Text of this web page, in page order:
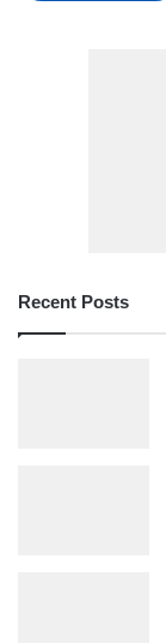
Recent Posts